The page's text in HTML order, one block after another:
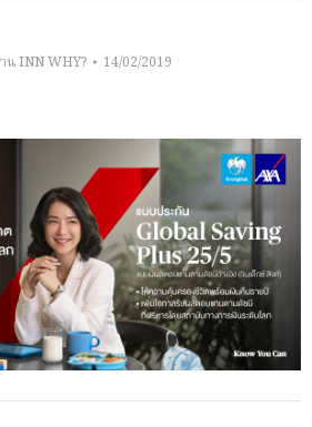
น INN WHY? 14/02/2019